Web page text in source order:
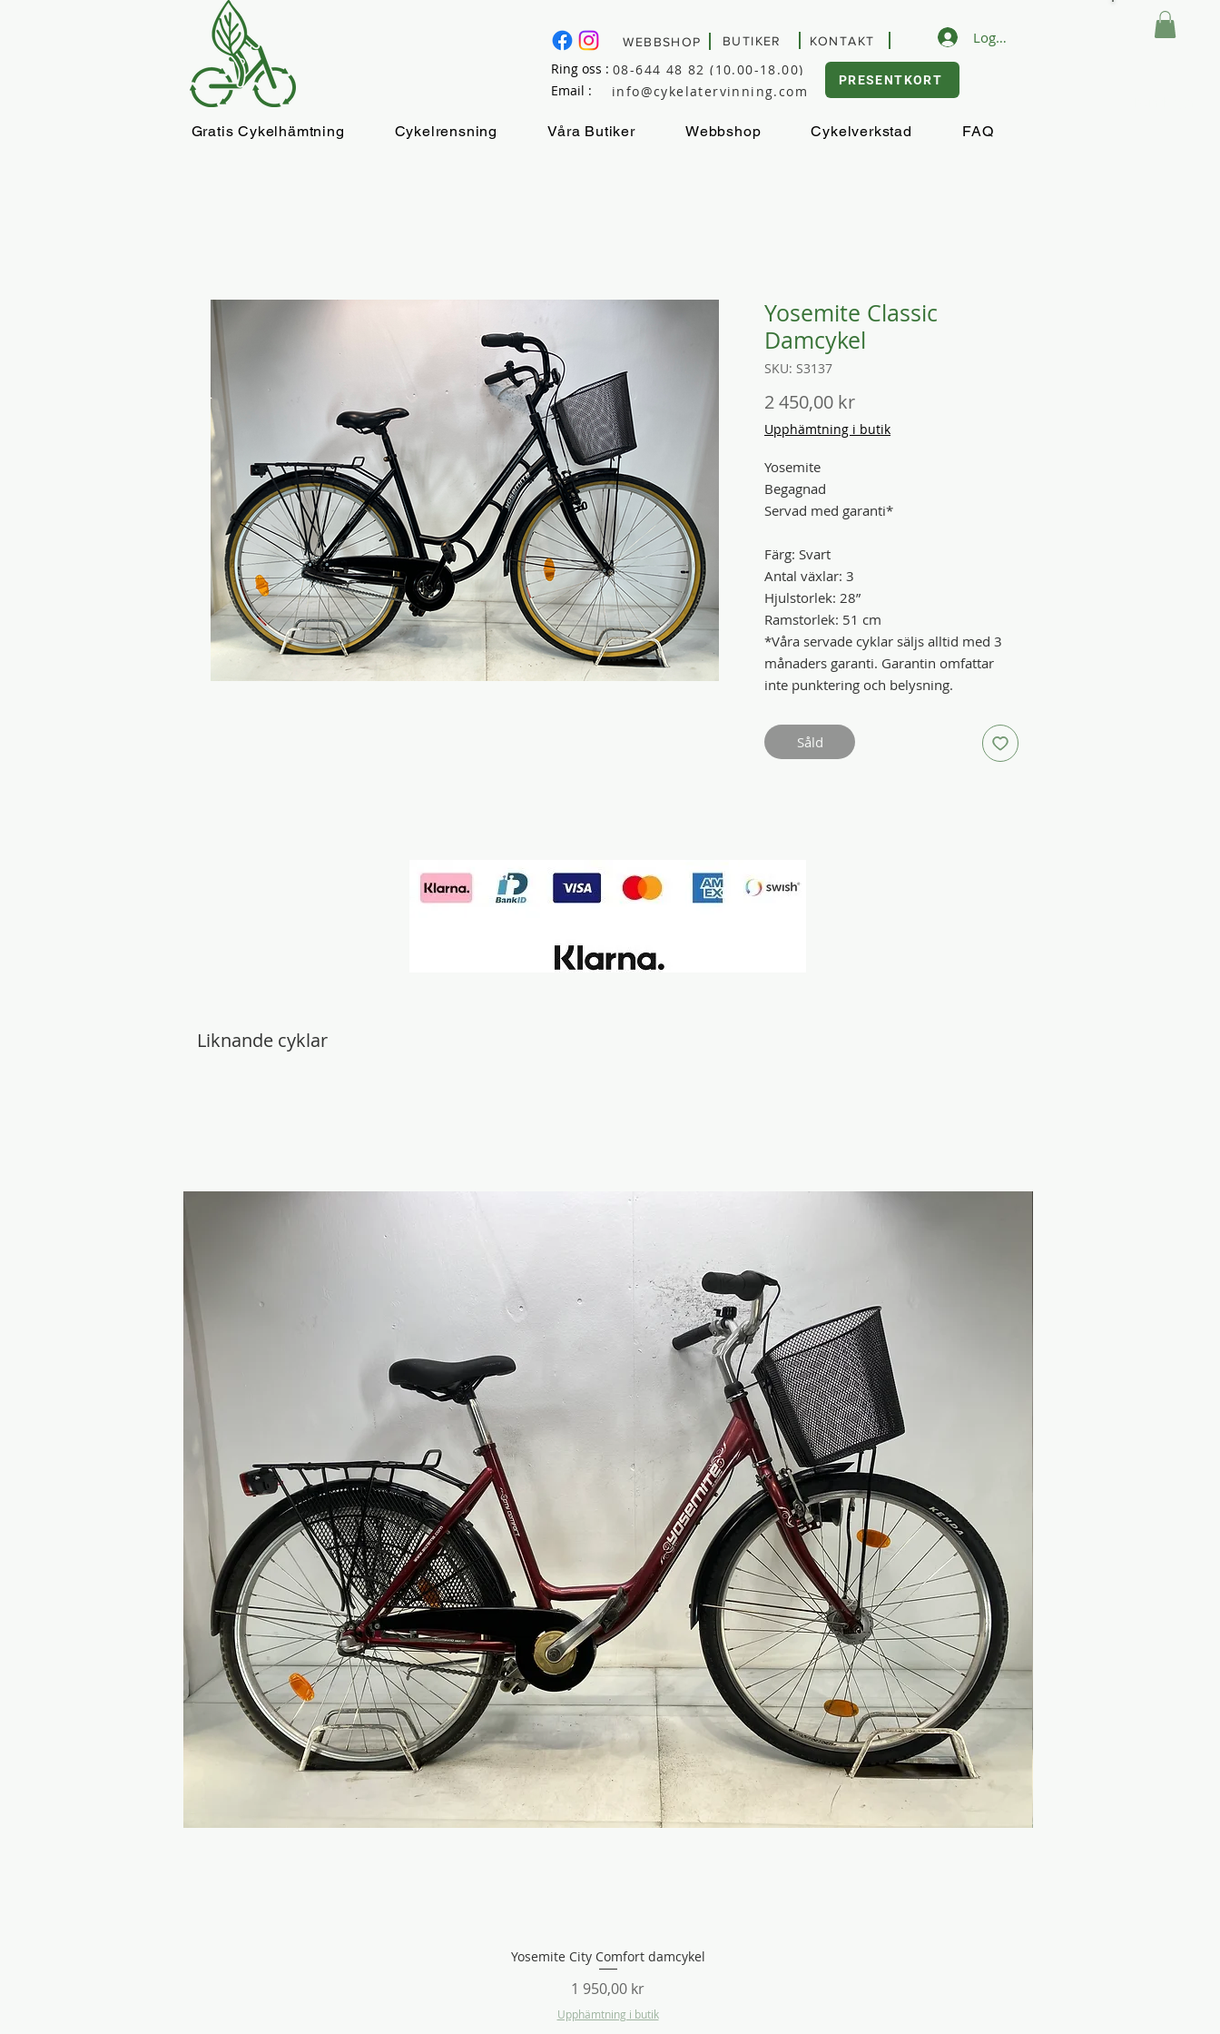
WEBBSHOP BUTIKER KONTAKT Logga in
Email : info@cykelatervinning.com
PRESENTKORT
08-644 48 82 (10.00-18.00)
Ring oss :
Gratis Cykelhämtning Cykelrensning Våra Butiker Webbshop Cykelverkstad FAQ
Yosemite Classic
Damcykel
SKU: S3137
2 450,00 krPris
Upphämtning i butik
Yosemite
Begagnad
Servad med garanti*
Färg: Svart
Antal växlar: 3
Hjulstorlek: 28”
Ramstorlek: 51 cm
*Våra servade cyklar säljs alltid med 3
månaders garanti. Garantin omfattar
inte punktering och belysning.
Såld
Liknande cyklar
Snabbvisning
Yosemite City Comfort damcykel
Pris
1 950,00 kr
Upphämtning i butik